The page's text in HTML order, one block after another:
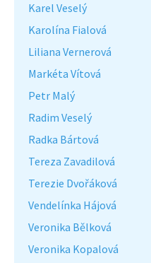
Karel Veselý
Karolína Fialová
Liliana Vernerová
Markéta Vítová
Petr Malý
Radim Veselý
Radka Bártová
Tereza Zavadilová
Terezie Dvořáková
Vendelínka Hájová
Veronika Bělková
Veronika Kopalová